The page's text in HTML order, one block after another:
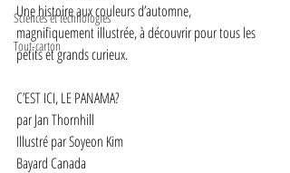
Sciences et technologies
Tout-carton
Une histoire aux couleurs d’automne,
magnifiquement illustrée, à découvrir pour tous les
petits et grands curieux.
C’EST ICI, LE PANAMA?
par Jan Thornhill
Illustré par Soyeon Kim
Bayard Canada